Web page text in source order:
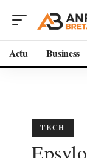
Actu Business
TECH